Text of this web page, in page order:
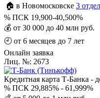
🏠 в Новомосковске 3
% ПСК 19,900-40,500%
💰 от 30 000 до 40 млн руб.
🕘 от 6 месяцев до 7 лет
Онлайн заявка
Лиц. №: 2673
Кредитная карта Т-Банка -
% ПСК 29,885% - 61,999%